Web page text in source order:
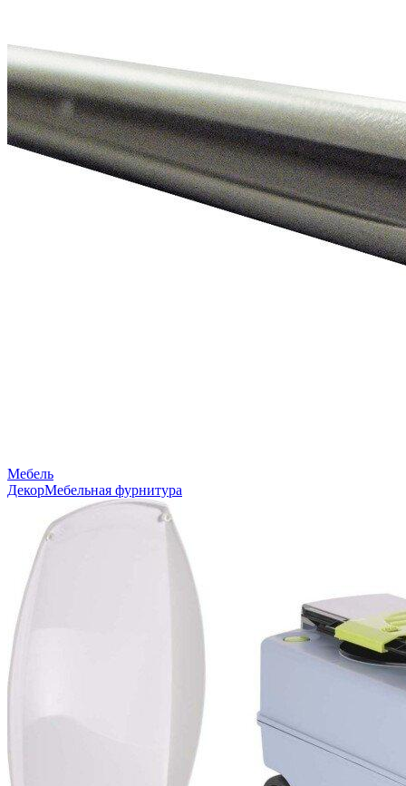
Мебель
ДекорМебельная фурнитура